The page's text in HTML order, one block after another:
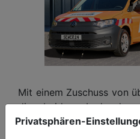
Privatsphären-
Mit einem Zuschuss von
die beiden
Ladepunkten auf